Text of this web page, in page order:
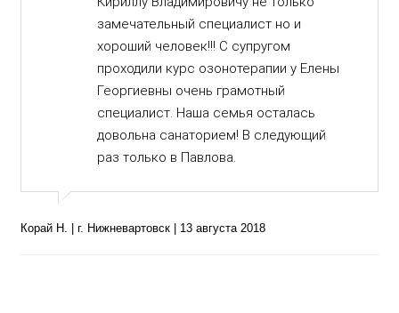
замечательный специалист но и
хороший человек!!! С супругом
проходили курс озонотерапии у Елены
Георгиевны очень грамотный
специалист. Наша семья осталась
довольна санаторием! В следующий
раз только в Павлова.
Корай Н. | г. Нижневартовск | 13 августа 2018